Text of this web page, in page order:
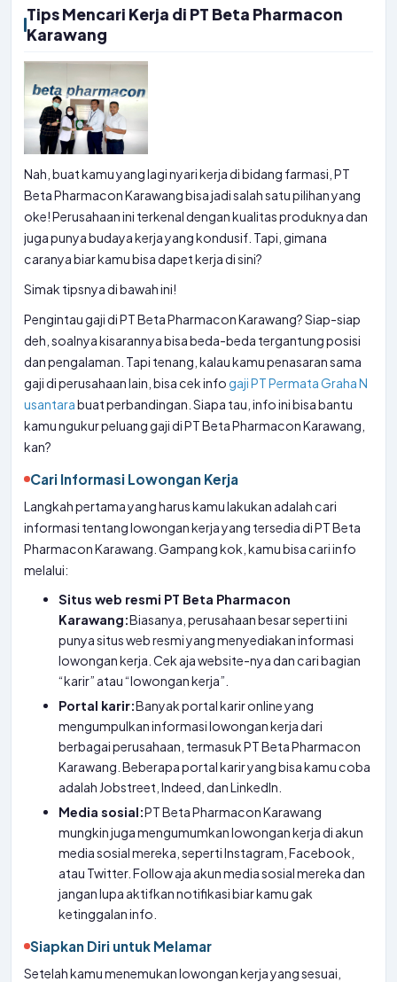
Tips Mencari Kerja di PT Beta Pharmacon
Karawang
Nah, buat kamu yang lagi nyari kerja di bidang farmasi, PT
Beta Pharmacon Karawang bisa jadi salah satu pilihan yang
oke! Perusahaan ini terkenal dengan kualitas produknya dan
juga punya budaya kerja yang kondusif. Tapi, gimana
caranya biar kamu bisa dapet kerja di sini?
Simak tipsnya di bawah ini!
Pengintau gaji di PT Beta Pharmacon Karawang? Siap-siap
deh, soalnya kisarannya bisa beda-beda tergantung posisi
dan pengalaman. Tapi tenang, kalau kamu penasaran sama
gaji di perusahaan lain, bisa cek info gaji PT Permata Graha N
usantarabuat perbandingan. Siapa tau, info ini bisa bantu
kamu ngukur peluang gaji di PT Beta Pharmacon Karawang,
kan?
Cari Informasi Lowongan Kerja
Langkah pertama yang harus kamu lakukan adalah cari
informasi tentang lowongan kerja yang tersedia di PT Beta
Pharmacon Karawang. Gampang kok, kamu bisa cari info
melalui:
Situs web resmi PT Beta Pharmacon
Karawang:Biasanya, perusahaan besar seperti ini
punya situs web resmi yang menyediakan informasi
lowongan kerja. Cek aja website-nya dan cari bagian
“karir” atau “lowongan kerja”.
Portal karir:Banyak portal karir online yang
mengumpulkan informasi lowongan kerja dari
berbagai perusahaan, termasuk PT Beta Pharmacon
Karawang. Beberapa portal karir yang bisa kamu coba
adalah Jobstreet, Indeed, dan LinkedIn.
Media sosial:PT Beta Pharmacon Karawang
mungkin juga mengumumkan lowongan kerja di akun
media sosial mereka, seperti Instagram, Facebook,
atau Twitter. Follow aja akun media sosial mereka dan
jangan lupa aktifkan notifikasi biar kamu gak
ketinggalan info.
Siapkan Diri untuk Melamar
Setelah kamu menemukan lowongan kerja yang sesuai,